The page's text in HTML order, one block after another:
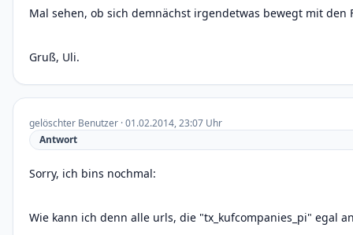
Mal sehen, ob sich demnächst irgendetwas bewegt mit den
Gruß, Uli.
gelöschter Benutzer · 01.02.2014, 23:07 Uhr
Antwort
Sorry, ich bins nochmal:
Wie kann ich denn alle urls, die "tx_kufcompanies_pi" egal